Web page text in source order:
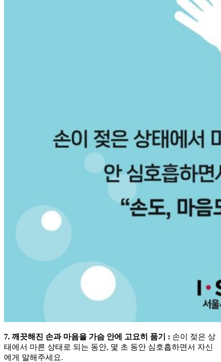
7. 깨끗해진 손과 마음을 가슴 안에 고요히 품기 : 손이 젖은 상
태에서 마른 상태로 되는 동안, 몇 초 동안 심호흡하면서 자신
에게 말해주세요.